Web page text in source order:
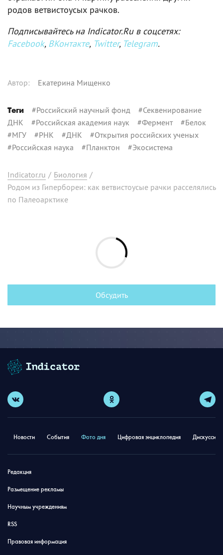
родов ветвистоусых рачков.
Подписывайтесь на Indicator.Ru в соцсетях:
Facebook, ВКонтакте, Twitter, Telegram.
Автор: Екатерина Мищенко
Теги #Российский научный фонд #Секвенирование
ДНК #Российская академия наук #Фермент#Белок
#МГУ #РНК #ДНК #Открытия российских ученых
#Российская наука #Планктон #Экосистема
Indicator.ru / Биология /
Родом из Гипербореи: как ветвистоусые рачки расселялись
по Палеоарктике
Обсудить
Новости События Фото дня Цифровая энциклопедия
Редакция
Размещение рекламы
Научным учреждениям
RSS
Правовая информация